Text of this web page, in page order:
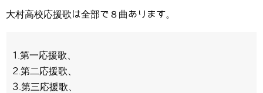
大村高校応援歌は全部で８曲あります。
1.第一応援歌、
2.第二応援歌、
3.第三応援歌、